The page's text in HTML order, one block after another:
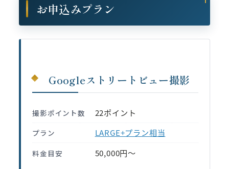
お申込みプラン
Googleストリートビュー撮影
撮影ポイント数 22ポイント
プラン LARGE+プラン相当
料金目安 50,000円〜